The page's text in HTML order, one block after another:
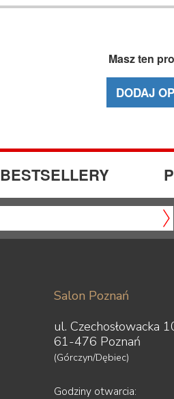
Masz ten
DODAJ
BESTSELLERY
Salon Poznań
ul. Czechosłowacka
61-476 Poznań
(Górczyn/Dębiec)
Godziny otwarcia: